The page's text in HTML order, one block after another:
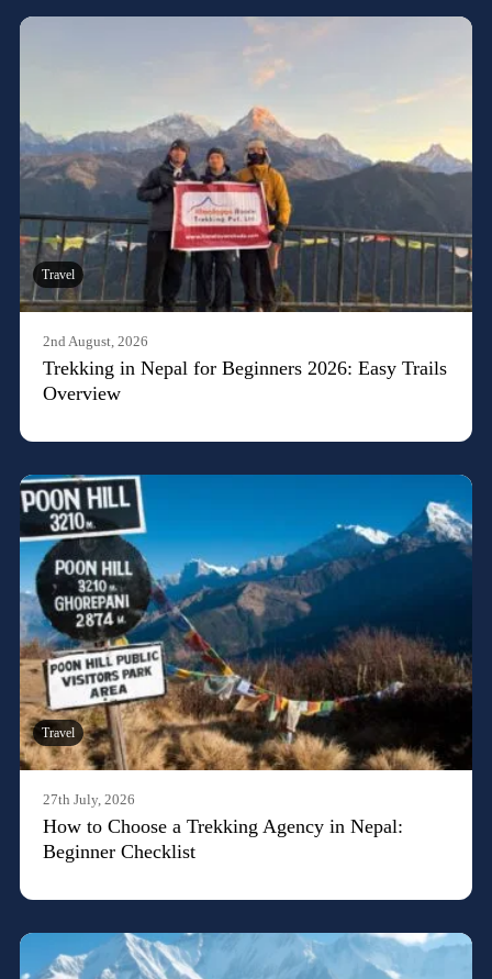
Travel
2nd August, 2026
Trekking in Nepal for Beginners 2026: Easy Trails
Overview
Travel
27th July, 2026
How to Choose a Trekking Agency in Nepal:
Beginner Checklist